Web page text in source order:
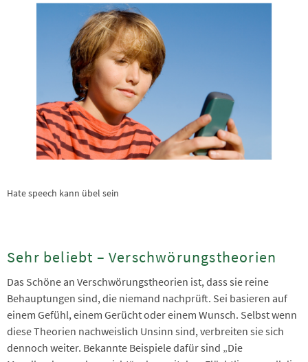
Hate speech kann übel sein
Sehr beliebt – Verschwörungstheorien
Das Schöne an Verschwörungstheorien ist, dass sie reine
Behauptungen sind, die niemand nachprüft. Sei basieren auf
einem Gefühl, einem Gerücht oder einem Wunsch. Selbst wenn
diese Theorien nachweislich Unsinn sind, verbreiten sie sich
dennoch weiter. Bekannte Beispiele dafür sind „Die